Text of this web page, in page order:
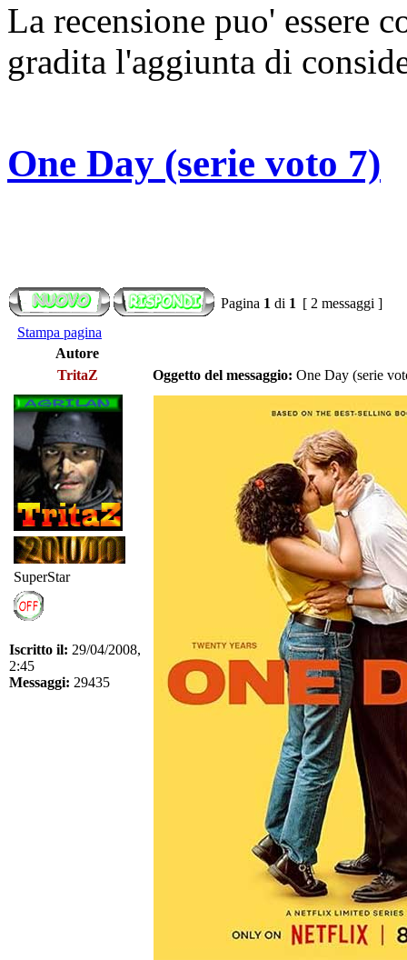
La recensione puo' essere
gradita l'aggiunta di
One Day (serie voto 7)
Pagina 1 di 1 [ 2 messaggi ]
Stampa pagina
Autore
TritaZ
Oggetto del messaggio: One Day (serie
SuperStar
Iscritto il: 29/04/2008,
2:45
Messaggi: 29435